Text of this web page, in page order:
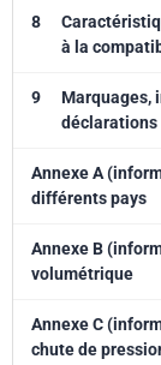
8
à la
9
Marquages,
déclarations
Annexe A
différents pays
Annexe B
volumétrique
Annexe C
chute de